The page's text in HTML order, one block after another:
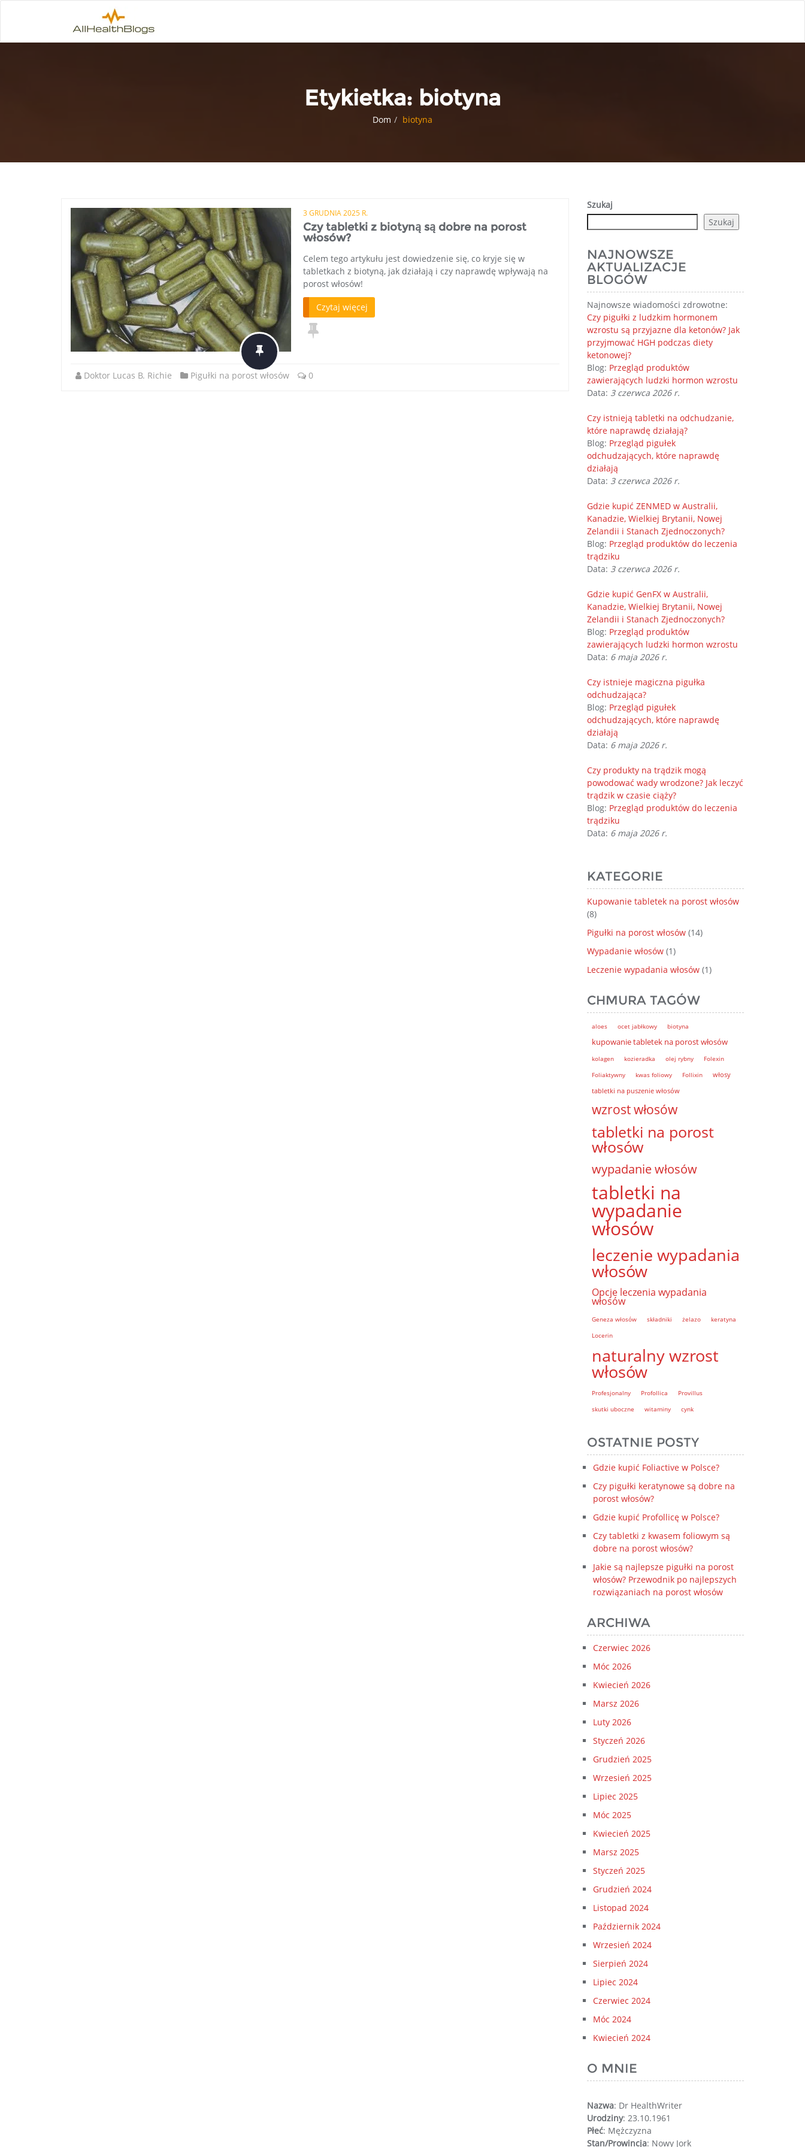
Etykietka: biotyna
Dom biotyna
3 GRUDNIA 2025 R.
Czy tabletki z biotyną są dobre na porost
włosów?
Celem tego artykułu jest dowiedzenie się, co kryje się w
tabletkach z biotyną, jak działają i czy naprawdę wpływają na
porost włosów!
Czytaj więcej
Doktor Lucas B. Richie Pigułki na porost włosów 0
Szukaj
Szukaj
NAJNOWSZE
AKTUALIZACJE
BLOGÓW
Najnowsze wiadomości zdrowotne:
Czy pigułki z ludzkim hormonem
wzrostu są przyjazne dla ketonów? Jak
przyjmować HGH podczas diety
ketonowej?
Blog: Przegląd produktów
zawierających ludzki hormon wzrostu
Data: 3 czerwca 2026 r.
Czy istnieją tabletki na odchudzanie,
które naprawdę działają?
Blog: Przegląd pigułek
odchudzających, które naprawdę
działają
Data: 3 czerwca 2026 r.
Gdzie kupić ZENMED w Australii,
Kanadzie, Wielkiej Brytanii, Nowej
Zelandii i Stanach Zjednoczonych?
Blog: Przegląd produktów do leczenia
trądziku
Data: 3 czerwca 2026 r.
Gdzie kupić GenFX w Australii,
Kanadzie, Wielkiej Brytanii, Nowej
Zelandii i Stanach Zjednoczonych?
Blog: Przegląd produktów
zawierających ludzki hormon wzrostu
Data: 6 maja 2026 r.
Czy istnieje magiczna pigułka
odchudzająca?
Blog: Przegląd pigułek
odchudzających, które naprawdę
działają
Data: 6 maja 2026 r.
Czy produkty na trądzik mogą
powodować wady wrodzone? Jak leczyć
trądzik w czasie ciąży?
Blog: Przegląd produktów do leczenia
trądziku
Data: 6 maja 2026 r.
KATEGORIE
Kupowanie tabletek na porost włosów
(8)
Pigułki na porost włosów(14)
Wypadanie włosów(1)
Leczenie wypadania włosów(1)
CHMURA TAGÓW
aloes ocet jabłkowy biotyna
kupowanie tabletek na porost włosów
kolagen kozieradka olej rybny
Folexin
Foliaktywny
kwas foliowy Follixin
włosy
tabletki na puszenie włosów
wzrost włosów
tabletki na porost
włosów
wypadanie włosów
tabletki na
wypadanie
włosów
leczenie wypadania
włosów
Opcje leczenia wypadania
włosów
Geneza włosów składniki żelazo
keratyna
Locerin
naturalny wzrost
włosów
Profesjonalny Profollica
Provillus
skutki uboczne
witaminy cynk
OSTATNIE POSTY
Gdzie kupić Foliactive w Polsce?
Czy pigułki keratynowe są dobre na
porost włosów?
Gdzie kupić Profollicę w Polsce?
Czy tabletki z kwasem foliowym są
dobre na porost włosów?
Jakie są najlepsze pigułki na porost
włosów? Przewodnik po najlepszych
rozwiązaniach na porost włosów
ARCHIWA
Czerwiec 2026
Móc 2026
Kwiecień 2026
Marsz 2026
Luty 2026
Styczeń 2026
Grudzień 2025
Wrzesień 2025
Lipiec 2025
Móc 2025
Kwiecień 2025
Marsz 2025
Styczeń 2025
Grudzień 2024
Listopad 2024
Październik 2024
Wrzesień 2024
Sierpień 2024
Lipiec 2024
Czerwiec 2024
Móc 2024
Kwiecień 2024
O MNIE
Nazwa: Dr HealthWriter
Urodziny: 23.10.1961
Płeć: Mężczyzna
Stan/Prowincja: Nowy Jork